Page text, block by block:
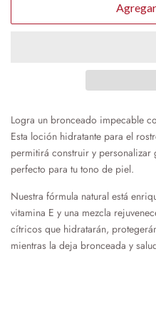
Logra un bronceado impecable
Esta loción hidratante para el
permitirá construir y personalizar
perfecto para tu tono de piel.
Nuestra fórmula natural está
vitamina E y una mezcla
cítricos que hidratarán,
mientras la deja bronceada y